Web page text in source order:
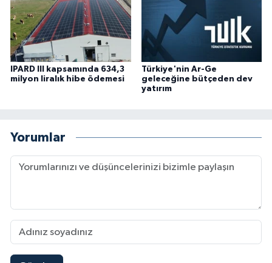
IPARD III kapsamında 634,3
milyon liralık hibe ödemesi
Türkiye'nin Ar-Ge
geleceğine bütçeden dev
yatırım
Yorumlar